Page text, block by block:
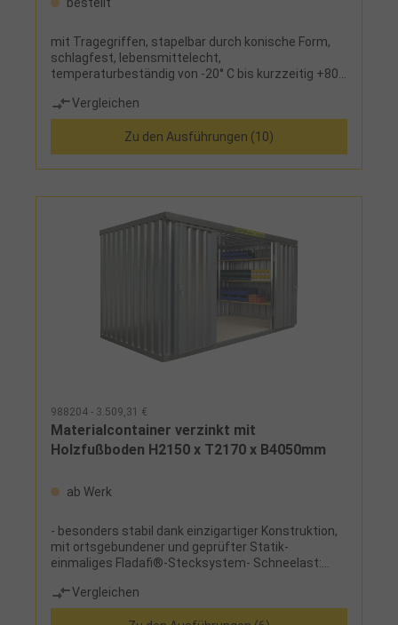
mit Tragegriffen, stapelbar durch konische Form,
schlagfest, lebensmittelecht,
temperaturbeständig von -20° C bis kurzzeitig +80°
Vergleichen
Zu den Ausführungen (10)
988204 - 3.509,31 €
Materialcontainer verzinkt mit
Holzfußboden H2150 x T2170 x B4050mm
ab Werk
- besonders stabil dank einzigartiger Konstruktion,
mit ortsgebundener und geprüfter Statik-
einmaliges Fladafi®-Stecksystem- Schneelast:
Dach nach DIN EN 13501-5, Vorder- und Rückseite
mit längslaufender, integrierter Regenrinne-
Vergleichen